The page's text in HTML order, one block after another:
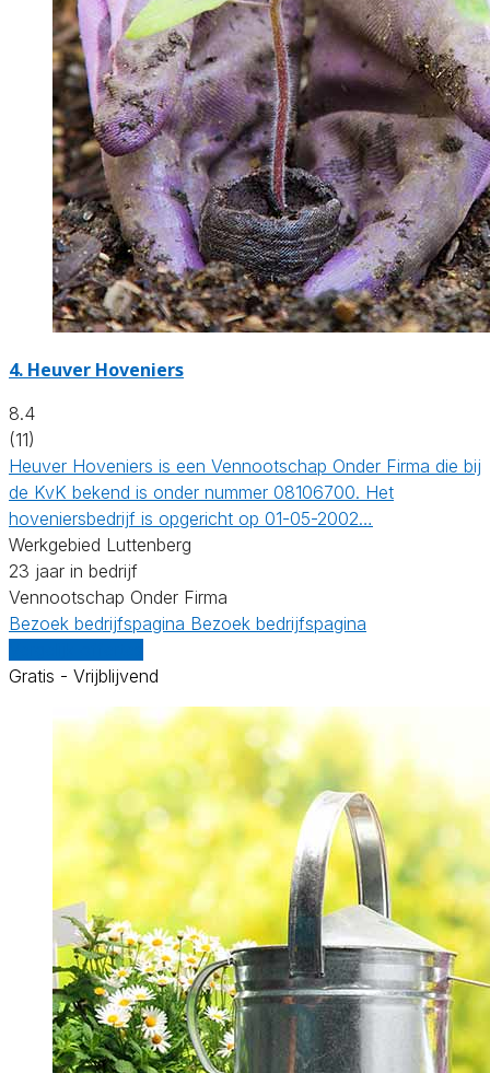
4. Heuver Hoveniers
8.4
(11)
Heuver Hoveniers is een Vennootschap Onder Firma die bij
de KvK bekend is onder nummer 08106700. Het
hoveniersbedrijf is opgericht op 01-05-2002…
Werkgebied Luttenberg
23 jaar in bedrijf
Vennootschap Onder Firma
Bezoek bedrijfspagina Bezoek bedrijfspagina
Gratis - Vrijblijvend